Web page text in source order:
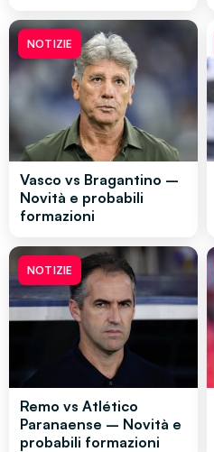
NOTIZIE
Vasco vs Bragantino –
Novità e probabili
formazioni
NOTIZIE
Remo vs Atlético
Paranaense – Novità e
probabili formazioni